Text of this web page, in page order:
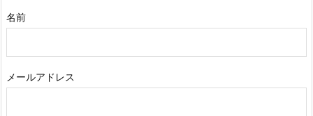
名前
メールアドレス